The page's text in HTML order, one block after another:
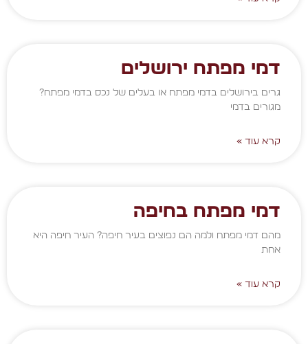
דמי מפתח ירושלים
גרים בירושלים בדמי מפתח או בעלים של נכס בדמי מפתח?
מגורים בדמי
קרא עוד »
דמי מפתח בחיפה
מהם דמי מפתח ולמה הם נפוצים בעיר חיפה? העיר חיפה היא
אחת
קרא עוד »